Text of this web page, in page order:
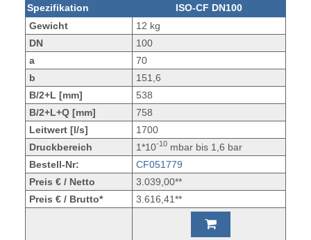
Spezifikation
ISO-CF DN100
Gewicht
12 kg
DN
100
a
70
b
151,6
B/2+L [mm]
538
B/2+L+Q [mm]
758
Leitwert [l/s]
1700
Druckbereich
1*10-10mbar bis 1,6 bar
Bestell-Nr:
CF051779
Preis € / Netto
3.039,00**
Preis € / Brutto*
3.616,41**